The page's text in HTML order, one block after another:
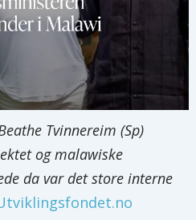
Tvinnereim (Sp)
og malawiske
da var det store interne